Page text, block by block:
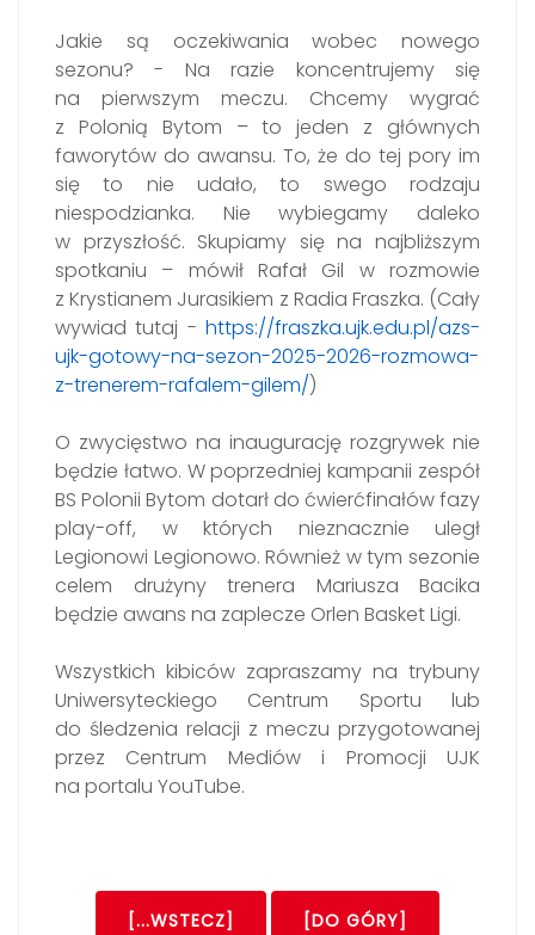
Jakie są oczekiwania wobec nowego
sezonu? - Na razie koncentrujemy się
na pierwszym meczu. Chcemy wygrać
z Polonią Bytom – to jeden z głównych
faworytów do awansu. To, że do tej pory im
się to nie udało, to swego rodzaju
niespodzianka. Nie wybiegamy daleko
w przyszłość. Skupiamy się na najbliższym
spotkaniu – mówił Rafał Gil w rozmowie
z Krystianem Jurasikiem z Radia Fraszka. (Cały
wywiad tutaj - https://fraszka.ujk.edu.pl/azs-
ujk-gotowy-na-sezon-2025-2026-rozmowa-
z-trenerem-rafalem-gilem/)
O zwycięstwo na inaugurację rozgrywek nie
będzie łatwo. W poprzedniej kampanii zespół
BS Polonii Bytom dotarł do ćwierćfinałów fazy
play-off, w których nieznacznie uległ
Legionowi Legionowo. Również w tym sezonie
celem drużyny trenera Mariusza Bacika
będzie awans na zaplecze Orlen Basket Ligi.
Wszystkich kibiców zapraszamy na trybuny
Uniwersyteckiego Centrum Sportu lub
do śledzenia relacji z meczu przygotowanej
przez Centrum Mediów i Promocji UJK
na portalu YouTube.
[...WSTECZ] [DO GÓRY]